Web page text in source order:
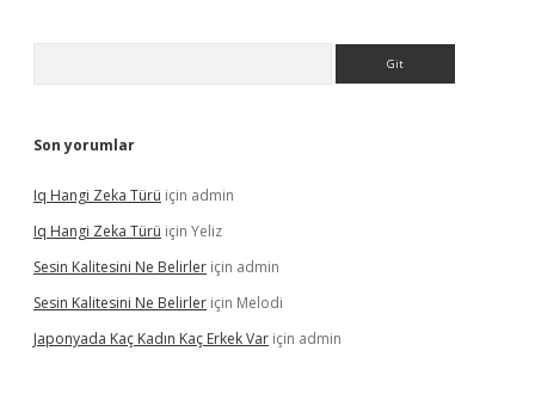
Son yorumlar
Iq Hangi Zeka Türü için admin
Iq Hangi Zeka Türü için Yeliz
Sesin Kalitesini Ne Belirler için admin
Sesin Kalitesini Ne Belirler için Melodi
Japonyada Kaç Kadın Kaç Erkek Var için admin